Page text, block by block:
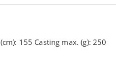
155 Casting max. (g): 250